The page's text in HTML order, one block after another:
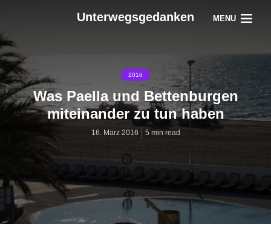
Unterwegsgedanken MENU
2016
Was Paella und Bettenburgen
miteinander zu tun haben
16. März 2016 5 min read